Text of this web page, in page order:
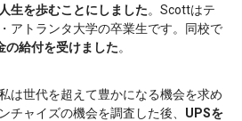
生を歩むことにしました。Scottはテ
アトランタ大学の卒業生です。同校で
の給付を受けました。
は世代を超えて豊かになる機会を求め
チャイズの機会を調査した後、 UPSを